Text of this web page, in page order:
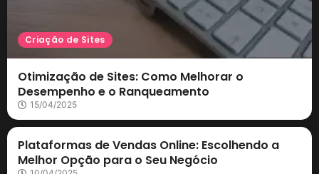
Criação de Sites
Otimização de Sites: Como Melhorar o
Desempenho e o Ranqueamento
15/04/2025
Marketing Digital
Plataformas de Vendas Online: Escolhendo a
Melhor Opção para o Seu Negócio